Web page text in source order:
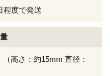
程度で発送
高さ：約15mm 直径：